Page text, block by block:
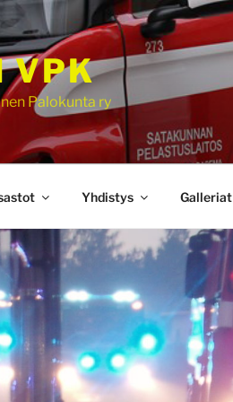
VPK
Palokunta ry
Yhdistys Galleriat